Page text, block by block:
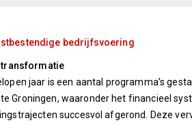
bedrijfsvoering
transformatie
jaar is een aantal programma’s
Groningen, waaronder het financieel
succesvol afgerond. Deze